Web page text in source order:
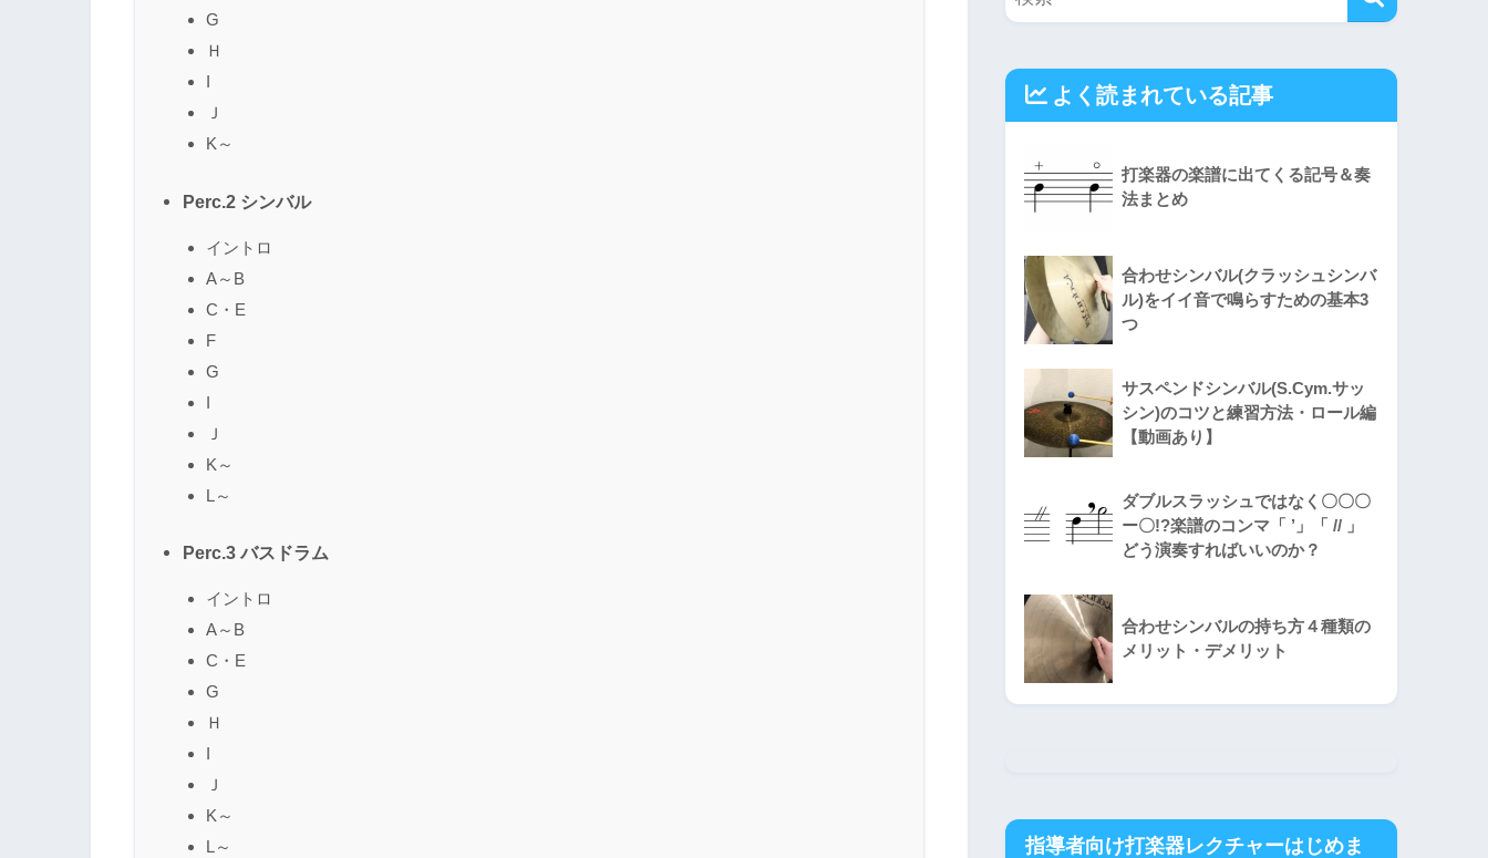
G
Ｈ
Ｊ
K～
Perc.2 シンバル
イントロ
A～B
C・E
F
G
I
Ｊ
K～
L～
Perc.3 バスドラム
イントロ
A～B
C・E
G
Ｈ
I
Ｊ
K～
L～
よく読まれている記事
打楽器の楽譜に出てくる記号＆奏
法まとめ
合わせシンバル(クラッシュシンバ
ル)をイイ音で鳴らすための基本3
つ
サスペンドシンバル(S.Cym.サッ
シン)のコツと練習方法・ロール編
【動画あり】
ダブルスラッシュではなく〇〇〇
ー〇!?楽譜のコンマ「 ’」「 // 」
どう演奏すればいいのか？
合わせシンバルの持ち方４種類の
メリット・デメリット
指導者向け打楽器レクチャーはじめま